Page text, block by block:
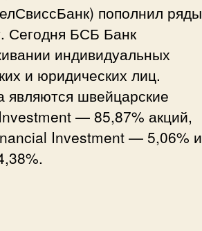
пополнил ряды
Сегодня БСБ Банк
индивидуальных
и юридических лиц.
швейцарские
— 85,87% акций,
Investment — 5,06% и